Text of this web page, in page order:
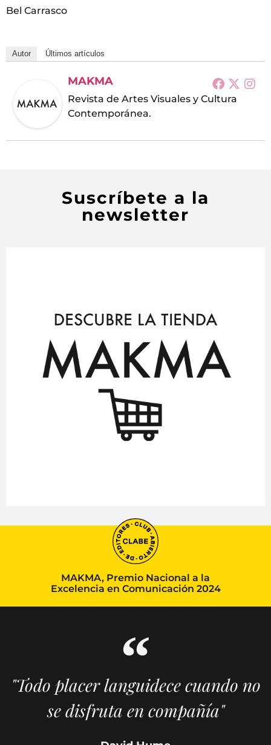
Bel Carrasco
Autor Últimos artículos
MAKMA
Revista de Artes Visuales y Cultura
Contemporánea.
Suscríbete a la
newsletter
MAKMA, Premio Nacional a la
Excelencia en Comunicación 2024
"Todo placer languidece cuando no
se disfruta en compañía"